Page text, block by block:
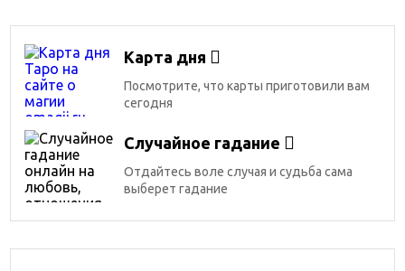
Карта дня
Посмотрите, что карты приготовили вам
сегодня
Случайное гадание
Отдайтесь воле случая и судьба сама
выберет гадание